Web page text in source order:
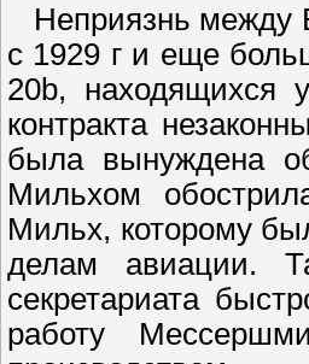
Hеприязнь между
с 1929 г и еще
20b, находящихся
контракта
была вынуждена
Мильхом
Мильх, которому
делам авиации.
секретариата
работу